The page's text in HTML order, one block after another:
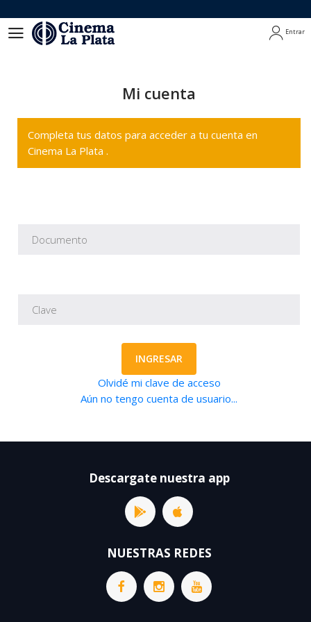
Entrar
Mi cuenta
Completa tus datos para acceder a tu cuenta en
Cinema La Plata .
INGRESAR
Olvidé mi clave de acceso
Aún no tengo cuenta de usuario...
Descargate nuestra app
NUESTRAS REDES